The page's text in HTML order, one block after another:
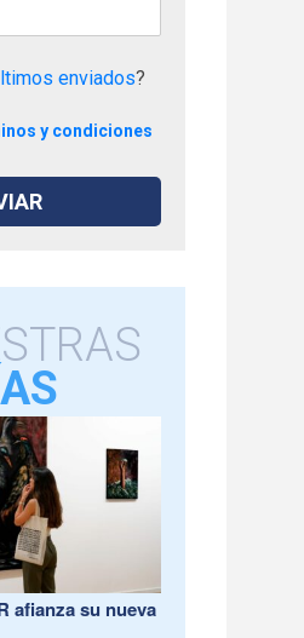
enviados?
y condiciones
afianza su nueva